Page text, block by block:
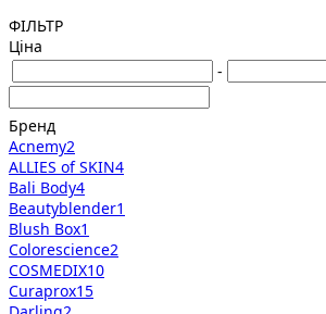
ФІЛЬТР
Ціна
-
Бренд
Acnemy2
ALLIES of SKIN4
Bali Body4
Beautyblender1
Blush Box1
Colorescience2
COSMEDIX10
Curaprox15